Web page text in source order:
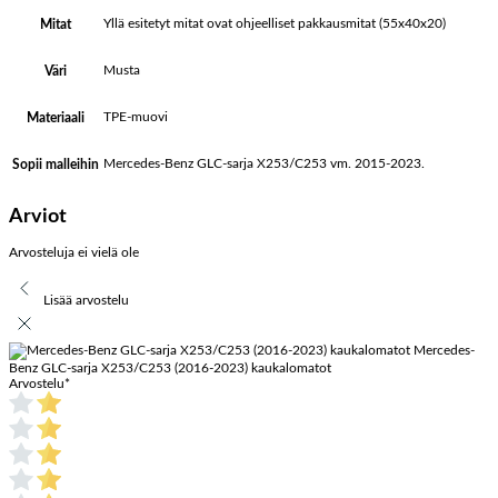
Mitat Yllä esitetyt mitat ovat ohjeelliset pakkausmitat (55x40x20)
Väri Musta
Materiaali TPE-muovi
Sopii malleihin Mercedes-Benz GLC-sarja X253/C253 vm. 2015-2023.
Arviot
Arvosteluja ei vielä ole
Lisää arvostelu
Mercedes-
Benz GLC-sarja X253/C253 (2016-2023) kaukalomatot
Arvostelu*